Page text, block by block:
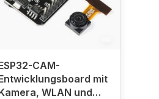
CAM-
mit
WLAN und